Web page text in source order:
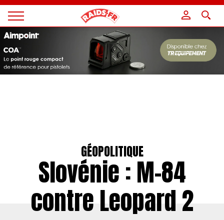
Magazine
Raids
GÉOPOLITIQUE
Slovénie : M-84
contre Leopard 2
Panneau de gestion des cookies